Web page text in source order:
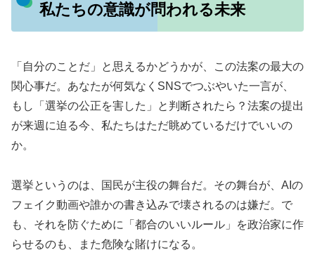
私たちの意識が問われる未来
「自分のことだ」と思えるかどうかが、この法案の最大の
関心事だ。あなたが何気なくSNSでつぶやいた一言が、
もし「選挙の公正を害した」と判断されたら？法案の提出
が来週に迫る今、私たちはただ眺めているだけでいいの
か。
選挙というのは、国民が主役の舞台だ。その舞台が、AIの
フェイク動画や誰かの書き込みで壊されるのは嫌だ。で
も、それを防ぐために「都合のいいルール」を政治家に作
らせるのも、また危険な賭けになる。